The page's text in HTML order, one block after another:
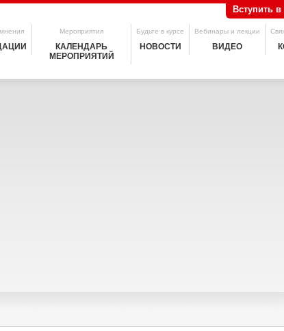
Мероприятия
КАЛЕНДАРЬ
МЕРОПРИЯТИЙ
Будьте в курсе
НОВОСТИ
Вебинары и лекции
ВИДЕО
Вступить в